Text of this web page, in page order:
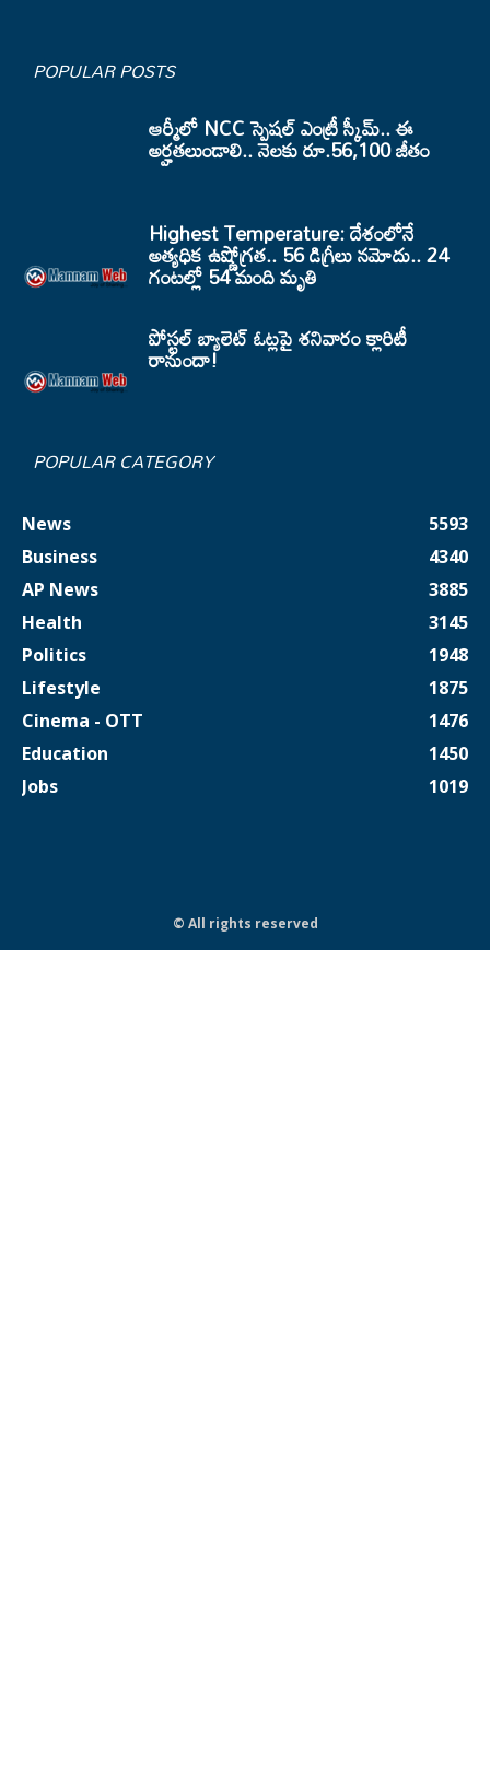
POPULAR POSTS
ఆర్మీలో NCC స్పెషల్ ఎంట్రీ స్కీమ్.. ఈ
అర్హతలుండాలి.. నెలకు రూ.56,100 జీతం
Highest Temperature: దేశంలోనే
అత్యధిక ఉష్ణోగ్రత.. 56 డిగ్రీలు నమోదు.. 24
గంటల్లో 54 మంది మృతి
పోస్టల్ బ్యాలెట్ ఓట్లపై శనివారం క్లారిటీ
రానుందా!
POPULAR CATEGORY
News
5593
Business
4340
AP News
3885
Health
3145
Politics
1948
Lifestyle
1875
Cinema - OTT
1476
Education
1450
Jobs
1019
© All rights reserved